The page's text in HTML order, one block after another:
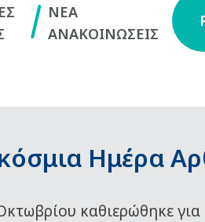
NEA
ΑΝΑΚΟΙΝΩΣΕΙΣ
Ημέρα
καθιερώθηκε